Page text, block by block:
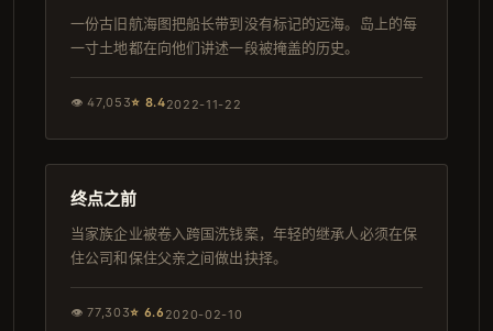
一份古旧航海图把船长带到没有标记的远海。岛上的每
一寸土地都在向他们讲述一段被掩盖的历史。
👁47,053⭐ 8.42022-11-22
日本
119分钟
终点之前
当家族企业被卷入跨国洗钱案，年轻的继承人必须在保
住公司和保住父亲之间做出抉择。
👁77,303⭐ 6.6 2020-02-10